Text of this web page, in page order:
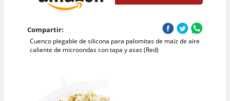
Compartir:
Cuenco plegable de silicona para palomitas de maíz de aire
caliente de microondas con tapa y asas (Red)